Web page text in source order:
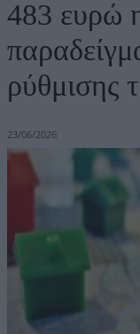
483 ευρώ
ρύθμισης
23/06/2026